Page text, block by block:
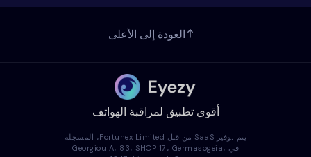
العودة إلى الأعلى
أقوى تطبيق لمراقبة الهواتف
يتم توفير SaaS من قبل Fortunex Limited، المسجلة
في Georgiou A، 83، SHOP 17، Germasogeia،